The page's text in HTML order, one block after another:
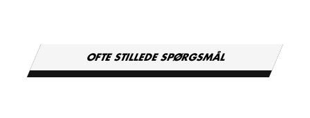
OFTE STILLEDE SPØRGSMÅL